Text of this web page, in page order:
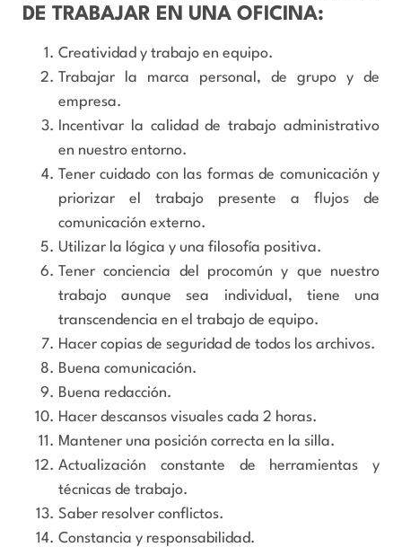
DE TRABAJAR EN UNA OFICINA:
Creatividad y trabajo en equipo.
Trabajar la marca personal, de grupo y de
empresa.
Incentivar la calidad de trabajo administrativo
en nuestro entorno.
Tener cuidado con las formas de comunicación y
priorizar el trabajo presente a flujos de
comunicación externo.
Utilizar la lógica y una filosofía positiva.
Tener conciencia del procomún y que nuestro
trabajo aunque sea individual, tiene una
transcendencia en el trabajo de equipo.
Hacer copias de seguridad de todos los archivos.
Buena comunicación.
Buena redacción.
Hacer descansos visuales cada 2 horas.
Mantener una posición correcta en la silla.
Actualización constante de herramientas y
técnicas de trabajo.
Saber resolver conflictos.
Constancia y responsabilidad.